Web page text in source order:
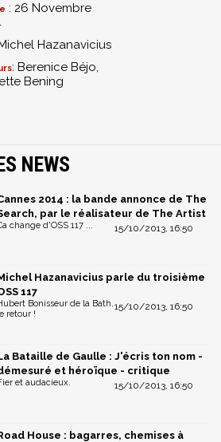
: 26 Novembre
Hazanavicius
: Berenice Béjo,
Bening
NEWS
2014 : la bande annonce de The
par le réalisateur de The Artist
15/10/2013, 16:50
change d'OSS 117 ...
Hazanavicius parle du troisième
117
15/10/2013, 16:50
Bonisseur de la Bath,
retour !
Bataille de Gaulle : J'écris ton nom -
et héroïque - critique
15/10/2013, 16:50
et audacieux.
House : bagarres, chemises à